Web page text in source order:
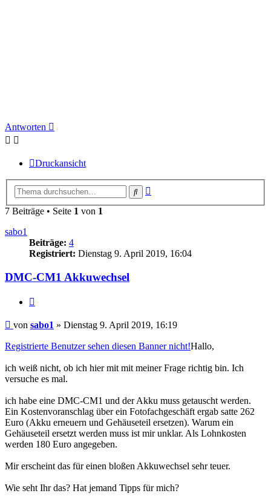
Antworten
Druckansicht
Suche
7 Beiträge • Seite 1 von 1
sabo1
Beiträge: 4
Registriert: Dienstag 9. April 2019, 16:04
DMC-CM1 Akkuwechsel
Beitrag
von sabo1 » Dienstag 9. April 2019, 16:19
Registrierte Benutzer sehen diesen Banner nicht!Hallo,
ich weiß nicht, ob ich hier mit mit meiner Frage richtig bin. Ich
versuche es mal.
ich habe eine DMC-CM1 und der Akku muss getauscht werden.
Ein Kostenvoranschlag über ein Fotofachgeschäft ergab satte 262
Euro (Akku erneuern und Gehäuseteil ersetzen). Warum ein
Gehäuseteil ersetzt werden muss ist mir unklar. Als Lohnkosten
werden 180 Euro angegeben.
Mir erscheint das für einen bloßen Akkuwechsel sehr teuer.
Wie seht Ihr das? Hat jemand Tipps für mich?